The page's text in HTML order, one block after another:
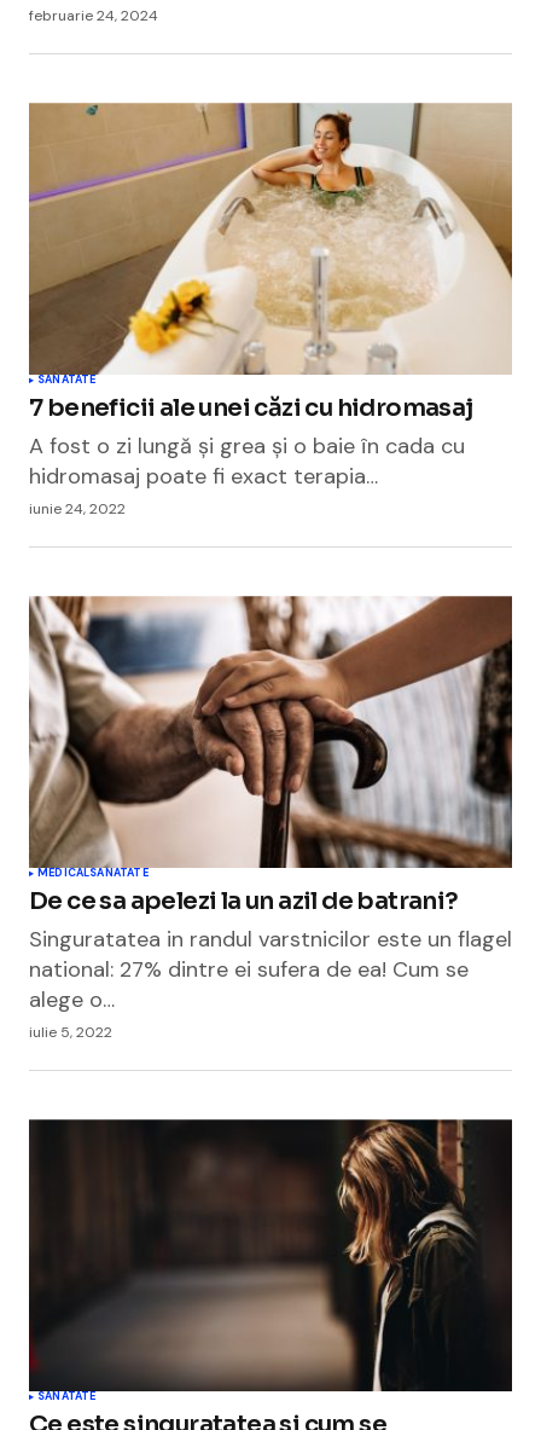
februarie 24, 2024
SANATATE
7 beneficii ale unei căzi cu hidromasaj
A fost o zi lungă și grea și o baie în cada cu
hidromasaj poate fi exact terapia…
iunie 24, 2022
MEDICALSANATATE
De ce sa apelezi la un azil de batrani?
Singuratatea in randul varstnicilor este un flagel
national: 27% dintre ei sufera de ea! Cum se
alege o…
iulie 5, 2022
SANATATE